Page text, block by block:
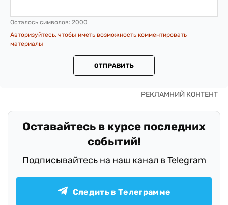
Осталось символов: 2000
Авторизуйтесь, чтобы иметь возможность комментировать
материалы
ОТПРАВИТЬ
Оставайтесь в курсе последних
событий!
Подписывайтесь на наш канал в Telegram
Следить в Телеграмме